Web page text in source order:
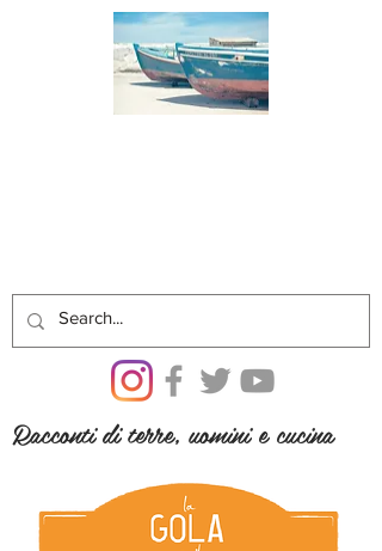
Racconti di terre, uomini e cucina